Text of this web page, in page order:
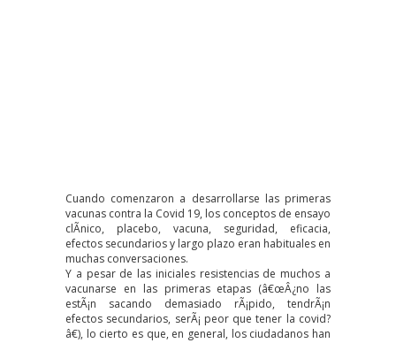
Cuando comenzaron a desarrollarse las primeras
vacunas contra la Covid 19, los conceptos de ensayo
clÃ­nico, placebo, vacuna, seguridad, eficacia,
efectos secundarios y largo plazo eran habituales en
muchas conversaciones.
Y a pesar de las iniciales resistencias de muchos a
vacunarse en las primeras etapas (â€œÂ¿no las
estÃ¡n sacando demasiado rÃ¡pido, tendrÃ¡n
efectos secundarios, serÃ¡ peor que tener la covid?
â€), lo cierto es que, en general, los ciudadanos han